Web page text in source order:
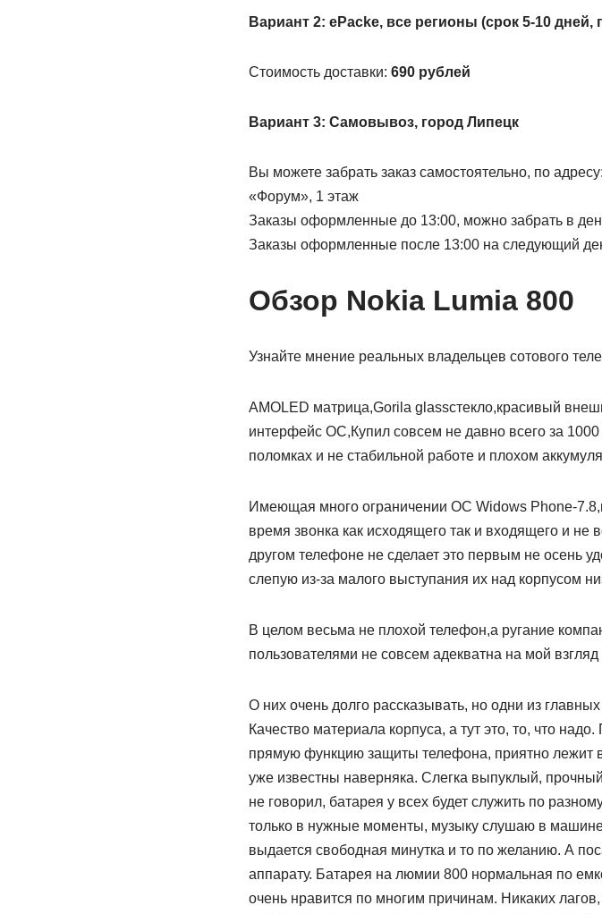
Вариант 2: ePacke, все регионы (срок 5-10 дней,
Стоимость доставки: 690 рублей
Вариант 3: Самовывоз, город Липецк
Вы можете забрать заказ самостоятельно, по
«Форум», 1 этаж
Заказы оформленные до 13:00, можно забрать в
Заказы оформленные после 13:00 на следующий
Обзор Nokia Lumia 800
Узнайте мнение реальных владельцев сотового
AMOLED матрица,Gorila glassстекло,красивый
интерфейс ОС,Купил совсем не давно всего за
поломках и не стабильной работе и плохом
Имеющая много ограничении ОС Widows Phone-
время звонка как исходящего так и входящего и не
другом телефоне не сделает это первым не осень
слепую из-за малого выступания их над корпусом
В целом весьма не плохой телефон,а ругание
пользователями не совсем адекватна на мой
О них очень долго рассказывать, но одни из
Качество материала корпуса, а тут это, то, что
прямую функцию защиты телефона, приятно лежит
уже известны наверняка. Слегка выпуклый,
не говорил, батарея у всех будет служить по
только в нужные моменты, музыку слушаю в
выдается свободная минутка и то по желанию. А
аппарату. Батарея на люмии 800 нормальная по
очень нравится по многим причинам. Никаких